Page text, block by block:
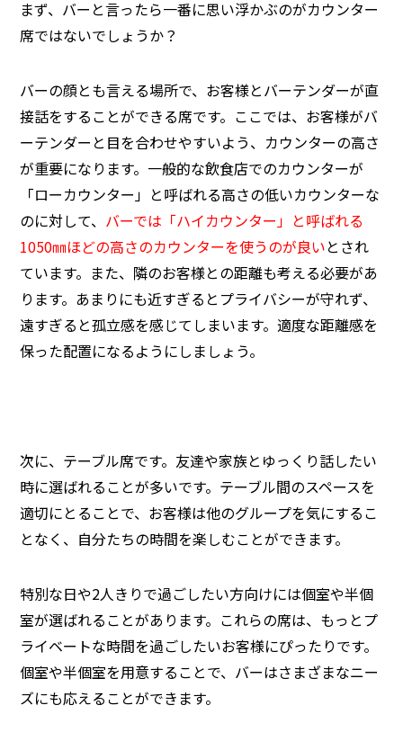
まず、バーと言ったら一番に思い浮かぶのがカウンター
席ではないでしょうか？
バーの顔とも言える場所で、お客様とバーテンダーが直
接話をすることができる席です。ここでは、お客様がバ
ーテンダーと目を合わせやすいよう、カウンターの高さ
が重要になります。一般的な飲食店でのカウンターが
「ローカウンター」と呼ばれる高さの低いカウンターな
のに対して、 バーでは「ハイカウンター」と呼ばれる
1050㎜ほどの高さのカウンターを使うのが良いとされ
ています。また、隣のお客様との距離も考える必要があ
ります。あまりにも近すぎるとプライバシーが守れず、
遠すぎると孤立感を感じてしまいます。適度な距離感を
保った配置になるようにしましょう。
次に、テーブル席です。友達や家族とゆっくり話したい
時に選ばれることが多いです。テーブル間のスペースを
適切にとることで、お客様は他のグループを気にするこ
となく、自分たちの時間を楽しむことができます。
特別な日や2人きりで過ごしたい方向けには個室や半個
室が選ばれることがあります。これらの席は、もっとプ
ライベートな時間を過ごしたいお客様にぴったりです。
個室や半個室を用意することで、バーはさまざまなニー
ズにも応えることができます。